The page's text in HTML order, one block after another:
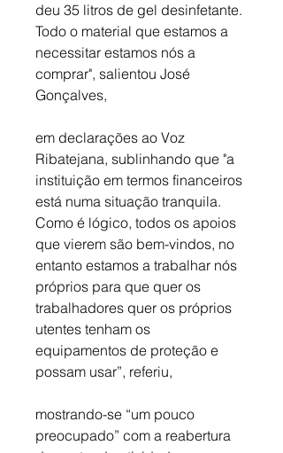
deu 35 litros de gel desinfetante.
Todo o material que estamos a
necessitar estamos nós a
comprar", salientou José
Gonçalves,
em declarações ao Voz
Ribatejana, sublinhando que "a
instituição em termos financeiros
está numa situação tranquila.
Como é lógico, todos os apoios
que vierem são bem-vindos, no
entanto estamos a trabalhar nós
próprios para que quer os
trabalhadores quer os próprios
utentes tenham os
equipamentos de proteção e
possam usar”, referiu,
mostrando-se “um pouco
preocupado” com a reabertura